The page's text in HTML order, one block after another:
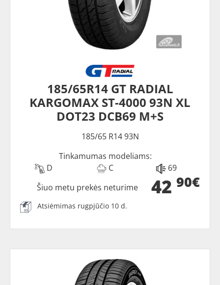
185/65R14 GT RADIAL
KARGOMAX ST-4000 93N XL
DOT23 DCB69 M+S
185/65 R14 93N
Tinkamumas modeliams:
D
C 69
42 90€
Šiuo metu prekės neturime
Atsiėmimas rugpjūčio 10 d.